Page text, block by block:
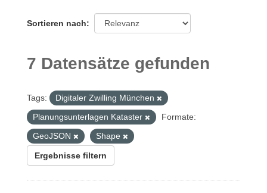
Sortieren nach
7 Datensätze gefunden
Tags:
Digitaler Zwilling München
Planungsunterlagen Kataster
Formate:
GeoJSON
Shape
Ergebnisse filtern